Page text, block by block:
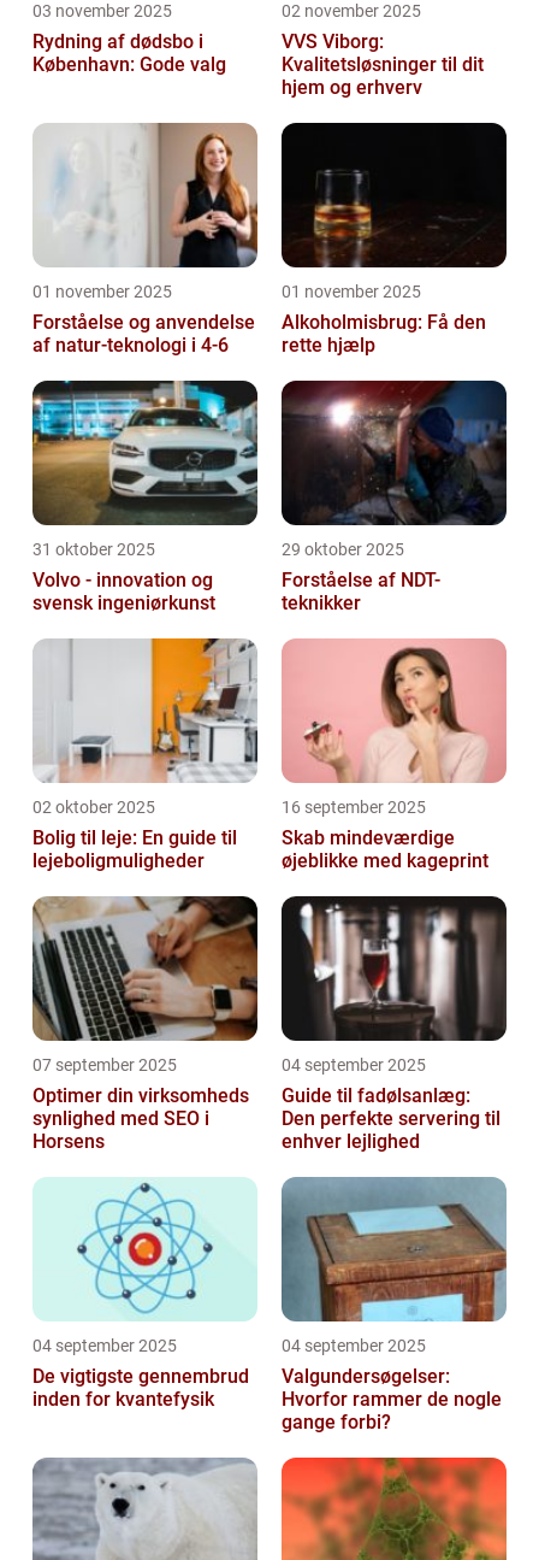
03 november 2025
Rydning af dødsbo i
København: Gode valg
02 november 2025
VVS Viborg:
Kvalitetsløsninger til dit
hjem og erhverv
01 november 2025
Forståelse og anvendelse
af natur-teknologi i 4-6
01 november 2025
Alkoholmisbrug: Få den
rette hjælp
31 oktober 2025
Volvo - innovation og
svensk ingeniørkunst
29 oktober 2025
Forståelse af NDT-
teknikker
02 oktober 2025
Bolig til leje: En guide til
lejeboligmuligheder
16 september 2025
Skab mindeværdige
øjeblikke med kageprint
07 september 2025
Optimer din virksomheds
synlighed med SEO i
Horsens
04 september 2025
Guide til fadølsanlæg:
Den perfekte servering til
enhver lejlighed
04 september 2025
De vigtigste gennembrud
inden for kvantefysik
04 september 2025
Valgundersøgelser:
Hvorfor rammer de nogle
gange forbi?